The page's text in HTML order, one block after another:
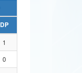
DP
1
0